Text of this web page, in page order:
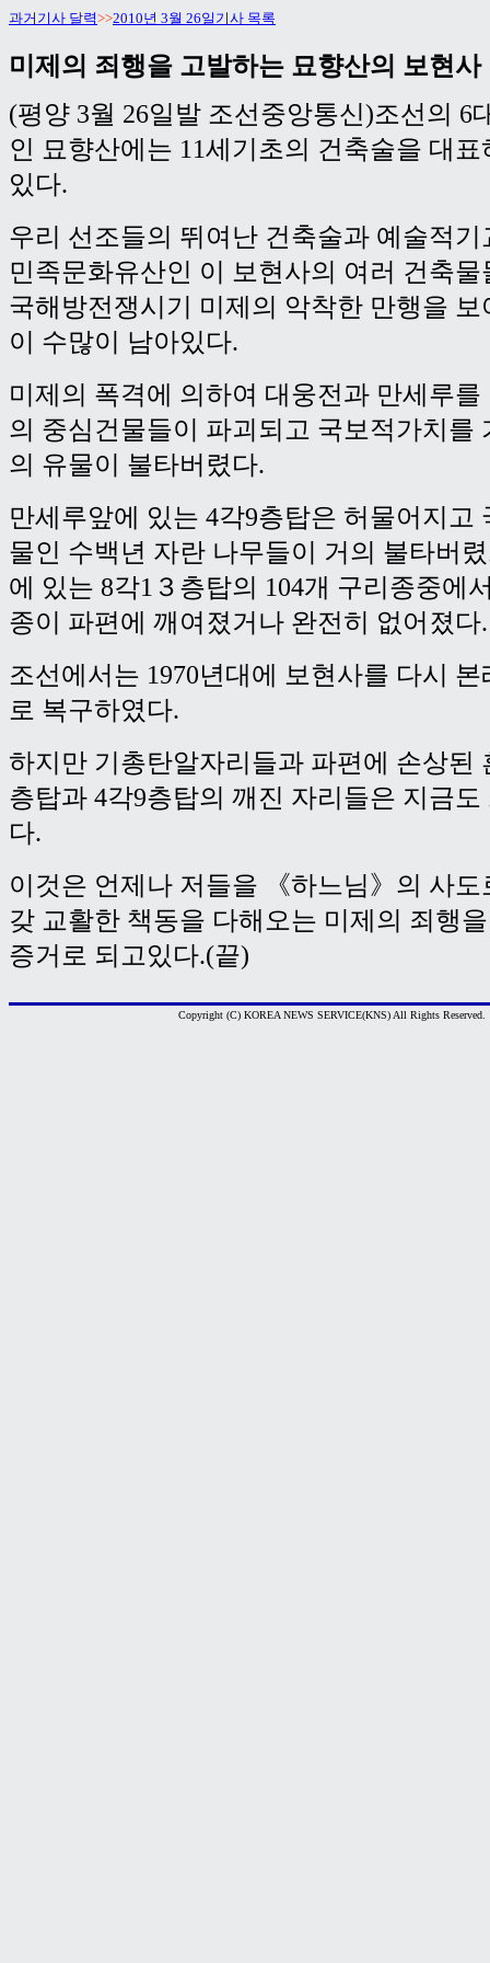
과거기사 달력>>2010년 3월 26일기사 목록
미제의 죄행을 고발하는 묘향산의 보현사
(평양 3월 26일발 조선중앙통신)조선의 6
인 묘향산에는 11세기초의 건축술을 대
있다.
우리 선조들의 뛰여난 건축술과 예술적
민족문화유산인 이 보현사의 여러 건축
국해방전쟁시기 미제의 악착한 만행을
이 수많이 남아있다.
미제의 폭격에 의하여 대웅전과 만세루를
의 중심건물들이 파괴되고 국보적가치를
의 유물이 불타버렸다.
만세루앞에 있는 4각9층탑은 허물어지고
물인 수백년 자란 나무들이 거의 불타버
에 있는 8각1３층탑의 104개 구리종중에
종이 파편에 깨여졌거나 완전히 없어졌다.
조선에서는 1970년대에 보현사를 다시
로 복구하였다.
하지만 기총탄알자리들과 파편에 손상된
층탑과 4각9층탑의 깨진 자리들은 지금
다.
이것은 언제나 저들을 《하느님》의 사
갖 교활한 책동을 다해오는 미제의 죄행
증거로 되고있다.(끝)
Copyright (C) KOREA NEWS SERVICE(KNS) All Rights Reserved.